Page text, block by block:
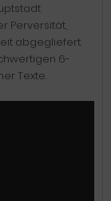
Perversität,
abgegliefert.
6-
Texte.